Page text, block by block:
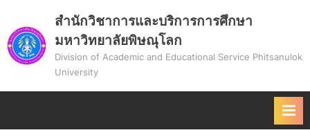
content
สำนักวิชาการและบริการการศึกษา
มหาวิทยาลัยพิษณุโลก
Division of Academic and Educational Service Phitsanulok
University